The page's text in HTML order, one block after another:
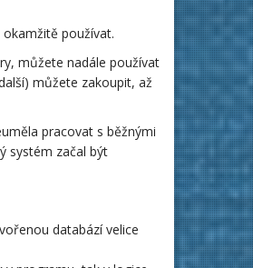
používat.
můžete nadále používat
můžete zakoupit, až
pracovat s běžnými
systém začal být
databází velice